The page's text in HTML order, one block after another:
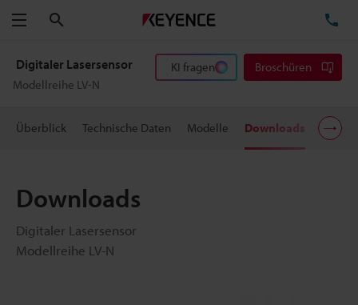
Menü
Digitaler Lasersensor
Modellreihe LV-N
KI fragen Broschüren
Überblick Technische Daten Modelle Downloads
Downloads
Digitaler Lasersensor
Modellreihe LV-N